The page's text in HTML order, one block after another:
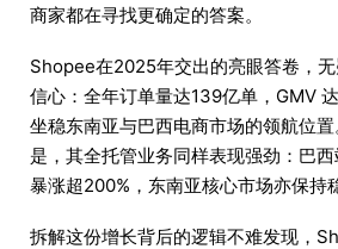
商家都在寻找更确定的答案。
Shopee在2025年交出的亮眼答卷，
信心：全年订单量达139亿单，GMV
坐稳东南亚与巴西电商市场的领航位
是，其全托管业务同样表现强劲：巴
暴涨超200%，东南亚核心市场亦保持
拆解这份增长背后的逻辑不难发现，